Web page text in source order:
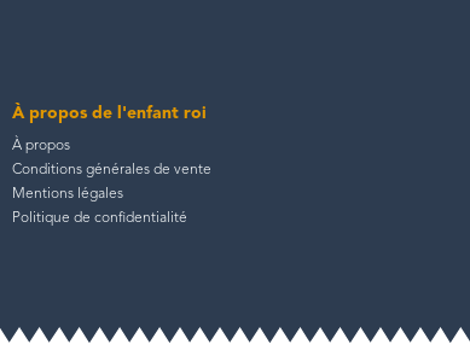
À propos de l'enfant roi
À propos
Conditions générales de vente
Mentions légales
Politique de confidentialité